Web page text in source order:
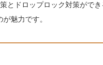
とドロップロック対策がで
魅力です。